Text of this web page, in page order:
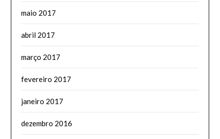
maio 2017
abril 2017
março 2017
fevereiro 2017
janeiro 2017
dezembro 2016